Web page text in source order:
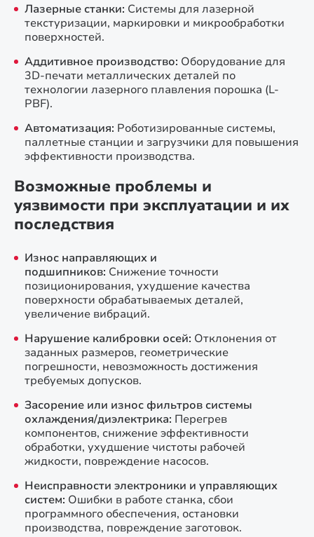
Лазерные станки: Системы для лазерной
текстуризации, маркировки и микрообработки
поверхностей.
Аддитивное производство: Оборудование для
3D-печати металлических деталей по
технологии лазерного плавления порошка (L-
PBF).
Автоматизация: Роботизированные системы,
паллетные станции и загрузчики для повышения
эффективности производства.
Возможные проблемы и
уязвимости при эксплуатации и их
последствия
Износ направляющих и
подшипников: Снижение точности
позиционирования, ухудшение качества
поверхности обрабатываемых деталей,
увеличение вибраций.
Нарушение калибровки осей: Отклонения от
заданных размеров, геометрические
погрешности, невозможность достижения
требуемых допусков.
Засорение или износ фильтров системы
охлаждения/диэлектрика: Перегрев
компонентов, снижение эффективности
обработки, ухудшение чистоты рабочей
жидкости, повреждение насосов.
Неисправности электроники и управляющих
систем: Ошибки в работе станка, сбои
программного обеспечения, остановки
производства, повреждение заготовок.